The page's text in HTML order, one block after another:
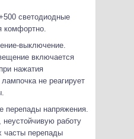
светодиодные
комфортно.
выключение.
включается
нажатия
не реагирует
перепады напряжения.
работу
часты перепады